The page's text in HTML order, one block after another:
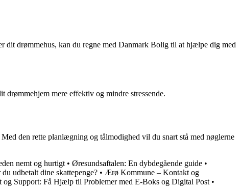
dit drømmehus, kan du regne med Danmark Bolig til at hjælpe dig med
mere effektiv og mindre stressende.
den rette planlægning og tålmodighed vil du snart stå med nøglerne
nemt og hurtigt • Øresundsaftalen: En dybdegående guide •
udbetalt dine skattepenge? • Ærø Kommune – Kontakt og
og Support: Få Hjælp til Problemer med E-Boks og Digital Post •